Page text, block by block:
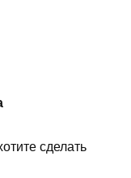
сделать